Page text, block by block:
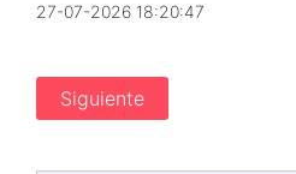
27-07-2026 18:20:47
Siguiente